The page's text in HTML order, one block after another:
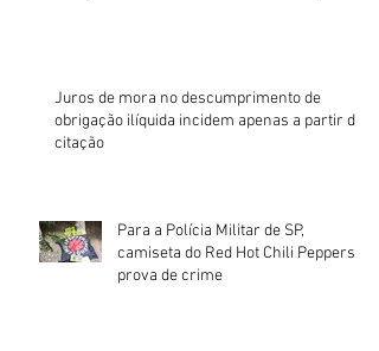
Juros de mora no descumprimento de
obrigação ilíquida incidem apenas a partir da
citação
Para a Polícia Militar de SP,
camiseta do Red Hot Chili Peppers é
prova de crime